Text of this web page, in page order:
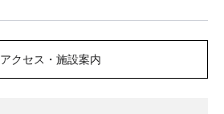
アクセス・施設案内